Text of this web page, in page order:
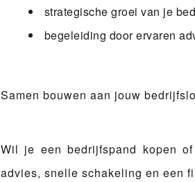
strategische groei van je
begeleiding door ervaren
Samen bouwen aan jouw
Wil je een bedrijfspand kopen
advies, snelle schakeling en een